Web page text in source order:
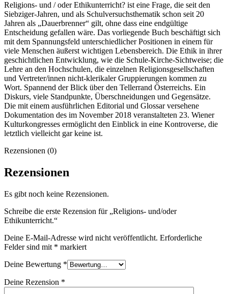
Religions- und / oder Ethikunterricht? ist eine Frage, die seit den
Siebziger-Jahren, und als Schulversuchsthematik schon seit 20
Jahren als „Dauerbrenner“ gilt, ohne dass eine endgültige
Entscheidung gefallen wäre. Das vorliegende Buch beschäftigt sich
mit dem Spannungsfeld unterschiedlicher Positionen in einem für
viele Menschen äußerst wichtigen Lebensbereich. Die Ethik in ihrer
geschichtlichen Entwicklung, wie die Schule-Kirche-Sichtweise; die
Lehre an den Hochschulen, die einzelnen Religionsgesellschaften
und Vertreter/innen nicht-klerikaler Gruppierungen kommen zu
Wort. Spannend der Blick über den Tellerrand Österreichs. Ein
Diskurs, viele Standpunkte, Überschneidungen und Gegensätze.
Die mit einem ausführlichen Editorial und Glossar versehene
Dokumentation des im November 2018 veranstalteten 23. Wiener
Kulturkongresses ermöglicht den Einblick in eine Kontroverse, die
letztlich vielleicht gar keine ist.
Rezensionen (0)
Rezensionen
Es gibt noch keine Rezensionen.
Schreibe die erste Rezension für „Religions- und/oder
Ethikunterricht.“
Deine E-Mail-Adresse wird nicht veröffentlicht. Erforderliche
Felder sind mit * markiert
Deine Bewertung *
Deine Rezension *